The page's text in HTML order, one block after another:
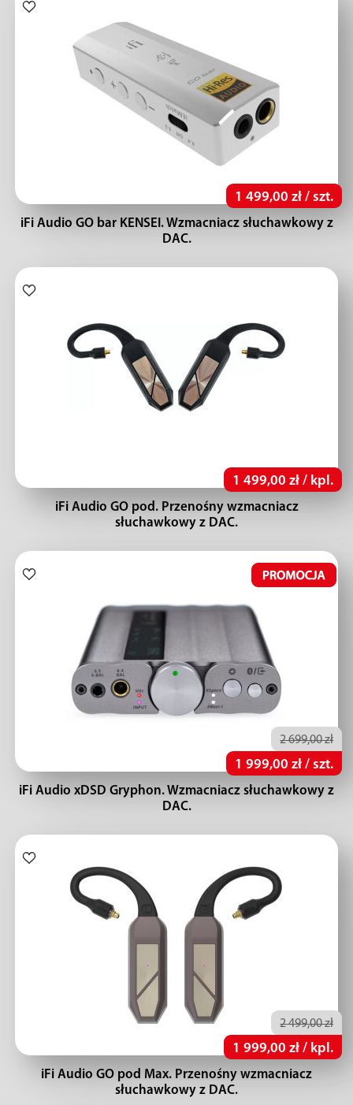
1 499,00 zł / szt.
iFi Audio GO bar KENSEI. Wzmacniacz słuchawkowy z
DAC.
1 499,00 zł / kpl.
iFi Audio GO pod. Przenośny wzmacniacz
słuchawkowy z DAC.
2 699,00 zł
1 999,00 zł / szt.
iFi Audio xDSD Gryphon. Wzmacniacz słuchawkowy z
DAC.
2 499,00 zł
1 999,00 zł / kpl.
iFi Audio GO pod Max. Przenośny wzmacniacz
słuchawkowy z DAC.